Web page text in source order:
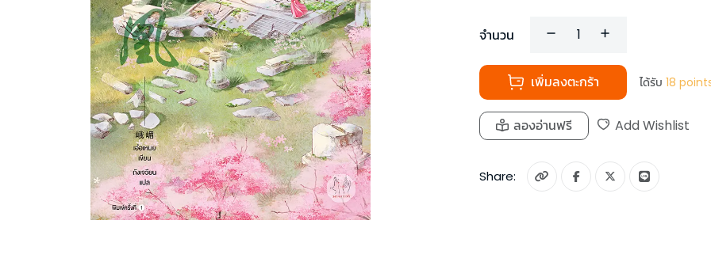
จำนวน
เพิ่มลงตะกร้า ได้รับ 18
ลองอ่านฟรี Add Wishlist
Share: